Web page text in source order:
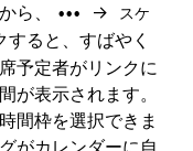
ら、 ••• →
スケ
すると、すばやく
予定者がリンクに
が表示されます。
間枠を選択できま